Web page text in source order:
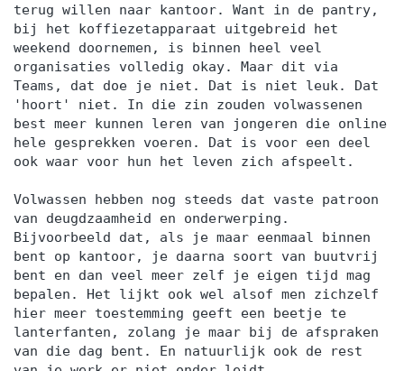
terug willen naar kantoor. Want in de pantry,
bij het koffiezetapparaat uitgebreid het
weekend doornemen, is binnen heel veel
organisaties volledig okay. Maar dit via
Teams, dat doe je niet. Dat is niet leuk. Dat
'hoort' niet. In die zin zouden volwassenen
best meer kunnen leren van jongeren die online
hele gesprekken voeren. Dat is voor een deel
ook waar voor hun het leven zich afspeelt.
Volwassen hebben nog steeds dat vaste patroon
van deugdzaamheid en onderwerping.
Bijvoorbeeld dat, als je maar eenmaal binnen
bent op kantoor, je daarna soort van buutvrij
bent en dan veel meer zelf je eigen tijd mag
bepalen. Het lijkt ook wel alsof men zichzelf
hier meer toestemming geeft een beetje te
lanterfanten, zolang je maar bij de afspraken
van die dag bent. En natuurlijk ook de rest